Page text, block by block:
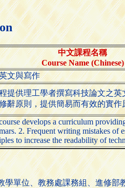
中文課程名稱
Course Name (Chinese)
文與寫作
提供理工學者撰寫科技論文之
辭原則，提供簡易而有效的實
develops a curriculum
2. Frequent writing mistakes of
to increase the readability of
學單位、教務處課務組、進修